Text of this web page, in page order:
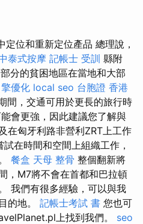
定位和重新定位產品 總理說，
泰式按摩 記帳士 受訓 縣附
分的貧困地區在當地和大部
優化 local seo 台胞證 香港
間，交通可用於更長的旅行時
會更強，因此建議您了解與
在匈牙利路非營利ZRT上工作
試在時間和空間上組織工作，
餐盒 天母 整骨 整個翻新將
，M7將不會在首都和巴拉頓
我們有很多經驗，可以與我
的地。 記帳士考試 書 您也可
上找到我們。 seo